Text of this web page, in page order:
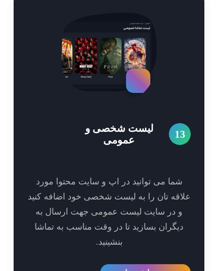
لیست شخصی و
عمومی
شما می توانید در اپ و سایت محتوا مورد
تان را به لیست شخصی خود اضافه کنید
و در سایت لیست عمومی جهت ارسال به
دیگران بسازید تا در وقت مناسب به تماشا